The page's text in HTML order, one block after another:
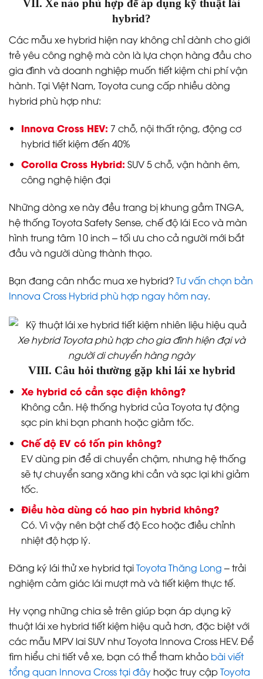
VII. Xe nào phù hợp để áp dụng kỹ thuật lái
hybrid?
Các mẫu xe hybrid hiện nay không chỉ dành cho giới
trẻ yêu công nghệ mà còn là lựa chọn hàng đầu cho
gia đình và doanh nghiệp muốn tiết kiệm chi phí vận
hành. Tại Việt Nam, Toyota cung cấp nhiều dòng
hybrid phù hợp như:
Innova Cross HEV: 7 chỗ, nội thất rộng, động cơ
hybrid tiết kiệm đến 40%
Corolla Cross Hybrid: SUV 5 chỗ, vận hành êm,
công nghệ hiện đại
Những dòng xe này đều trang bị khung gầm TNGA,
hệ thống Toyota Safety Sense, chế độ lái Eco và màn
hình trung tâm 10 inch – tối ưu cho cả người mới bắt
đầu và người dùng thành thạo.
Bạn đang cân nhắc mua xe hybrid?Tư vấn chọn bản
Innova Cross Hybrid phù hợp ngay hôm nay.
Xe hybrid Toyota phù hợp cho gia đình hiện đại và
người di chuyển hàng ngày
VIII. Câu hỏi thường gặp khi lái xe hybrid
Xe hybrid có cần sạc điện không?
Không cần. Hệ thống hybrid của Toyota tự động
sạc pin khi bạn phanh hoặc giảm tốc.
Chế độ EV có tốn pin không?
EV dùng pin để di chuyển chậm, nhưng hệ thống
sẽ tự chuyển sang xăng khi cần và sạc lại khi giảm
tốc.
Điều hòa dùng có hao pin hybrid không?
Có. Vì vậy nên bật chế độ Eco hoặc điều chỉnh
nhiệt độ hợp lý.
Đăng ký lái thử xe hybrid tạiToyota Thăng Long – trải
nghiệm cảm giác lái mượt mà và tiết kiệm thực tế.
Hy vọng những chia sẻ trên giúp bạn áp dụng kỹ
thuật lái xe hybrid tiết kiệm hiệu quả hơn, đặc biệt với
các mẫu MPV lai SUV như Toyota Innova Cross HEV. Để
tìm hiểu chi tiết về xe, bạn có thể tham khảo bài viết
tổng quan Innova Cross tại đây hoặc truy cậpToyota